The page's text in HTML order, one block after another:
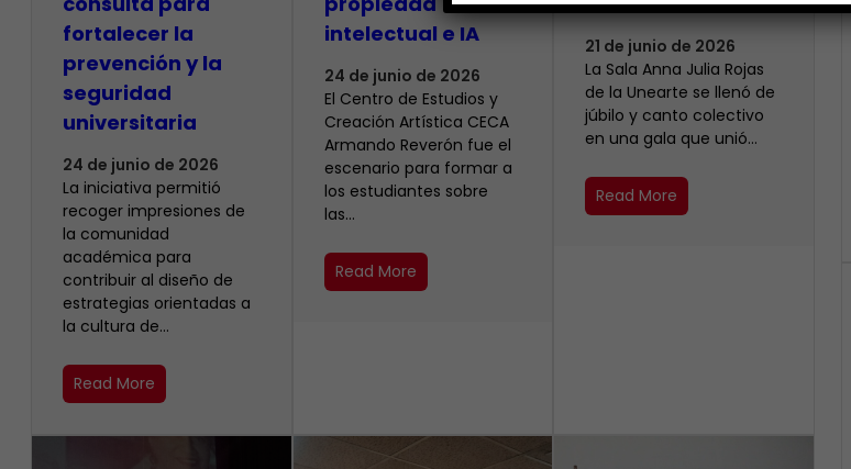
fortalecer la
prevención y la
seguridad
universitaria
24 de junio de 2026
La iniciativa permitió
recoger impresiones de
la comunidad
académica para
contribuir al diseño de
estrategias orientadas a
la cultura de…
Read More
intelectual e IA
24 de junio de 2026
El Centro de Estudios y
Creación Artística CECA
Armando Reverón fue el
escenario para formar a
los estudiantes sobre
las…
Read More
21 de junio de 2026
​La Sala Anna Julia Rojas
de la Unearte se llenó de
júbilo y canto colectivo
en una gala que unió…
Read More